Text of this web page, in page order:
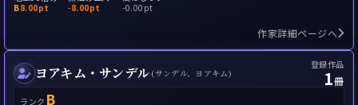
B8.00pt
-8.00pt
-0.00pt
作家詳細ページへ
ヨアキム・サンデル (サンデル、ヨアキム)
登録作品
1冊
ランク B